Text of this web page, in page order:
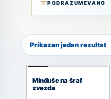
Prikazan jedan rezultat
Minđuše na šraf
zvezda